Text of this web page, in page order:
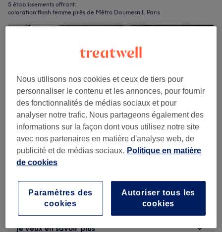
5 établissements offrant:
coloration flash femme près de Métro Daumesnil, Paris
Gina Gino Eleganzza - Paris 12
4,8
62 avis
Rue de Charenton, Paris
Montrer sur la carte
Femme - Coloration + flash
1 h 15 min
Je veux en savoir plus
Nous utilisons nos cookies et ceux de tiers pour
personnaliser le contenu et les annonces, pour fournir
des fonctionnalités de médias sociaux et pour
analyser notre trafic. Nous partageons également des
informations sur la façon dont vous utilisez notre site
avec nos partenaires en matière d'analyse web, de
publicité et de médias sociaux. Politique en matière
de cookies
Autoriser tous les
cookies
Paramètres des
cookies